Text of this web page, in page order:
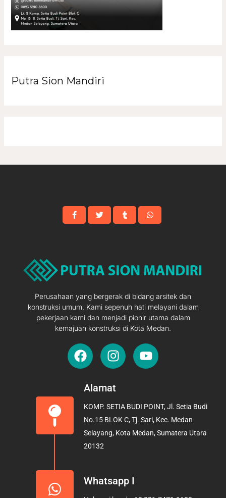
Putra Sion Mandiri
Perusahaan yang bergerak di bidang arsitek dan
konstruksi umum. Kami sepenuh hati melayani dalam
pekerjaan kami dan menjadi pionir utama dalam
kemajuan konstruksi di Kota Medan.
F
a
e
o
o
k
I
n
t
g
r
a
Y
o
b
e
Alamat
KOMP. SETIA BUDI POINT, Jl. Setia Budi
No.15 BLOK C, Tj. Sari, Kec. Medan
Selayang, Kota Medan, Sumatera Utara
20132
Whatsapp I